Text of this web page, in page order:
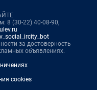
8 (30-22) 40-08-90,
за достоверность
объявлениях.
cookies